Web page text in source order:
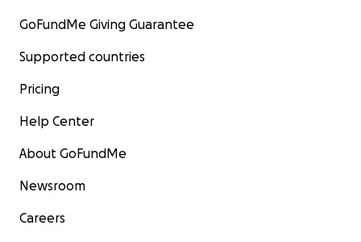
GoFundMe Giving Guarantee
Supported countries
Pricing
Help Center
About GoFundMe
Newsroom
Careers